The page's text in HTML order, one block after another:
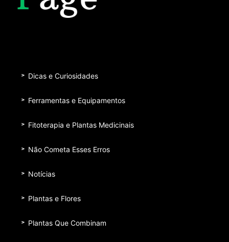
Dicas e Curiosidades
Ferramentas e Equipamentos
Fitoterapia e Plantas Medicinais
Não Cometa Esses Erros
Notícias
Plantas e Flores
Plantas Que Combinam